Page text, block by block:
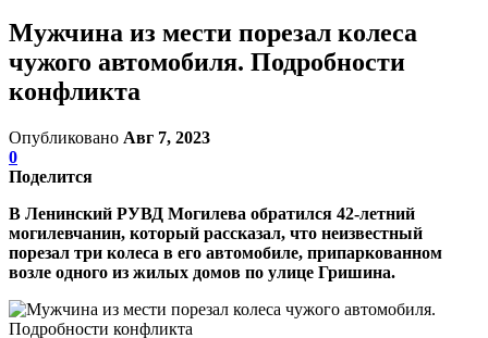
Мужчина из мести порезал колеса
чужого автомобиля. Подробности
конфликта
Опубликовано Авг 7, 2023
0
Поделится
В Ленинский РУВД Могилева обратился 42-летний
могилевчанин, который рассказал, что неизвестный
порезал три колеса в его автомобиле, припаркованном
возле одного из жилых домов по улице Гришина.